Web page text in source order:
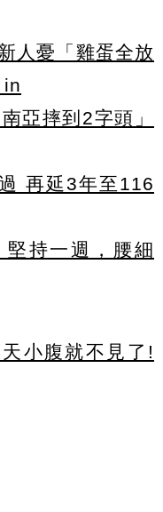
人憂「雞蛋全放
in
亞摔到2字頭」
再延3年至116
持一週，腰細
小腹就不見了!